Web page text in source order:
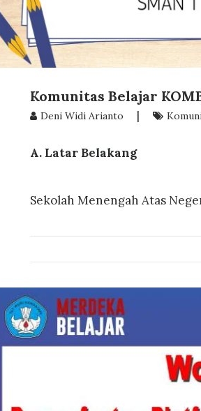
Komunitas Belajar
Deni Widi Arianto |
A. Latar Belakang
Sekolah Menengah Atas